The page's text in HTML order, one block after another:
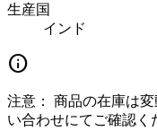
生産国
インド
info
注意：
商品の在庫は
い合わせにてご確認く